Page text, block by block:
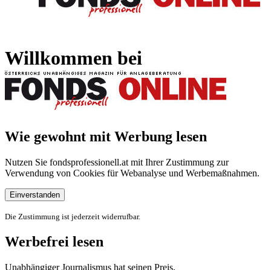
Willkommen bei
Wie gewohnt mit Werbung lesen
Nutzen Sie fondsprofessionell.at mit Ihrer Zustimmung zur
Verwendung von Cookies für Webanalyse und Werbemaßnahmen.
Einverstanden
Die Zustimmung ist jederzeit widerrufbar.
Werbefrei lesen
Unabhängiger Journalismus hat seinen Preis.